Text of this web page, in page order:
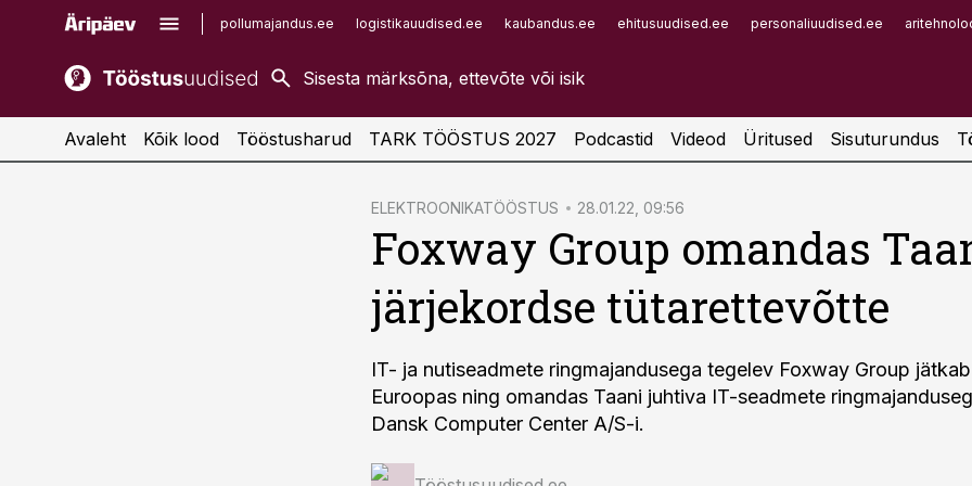
pollumajandus.ee logistikauudised.ee kaubandus.ee ehitusuudised.ee personaliuudised.ee
kaubandus.ee
kinnisvarauudised.ee
imelineajalugu.ee
Infopank
Avaleht Kõik lood Tööstusharud TARK TÖÖSTUS 2027 Podcastid Videod Üritused Sisuturundus
ELEKTROONIKATÖÖSTUS 28.01.22, 09:56
Foxway Group omandas
järjekordse tütarettevõtte
IT- ja nutiseadmete ringmajandusega tegelev Foxway Group
Euroopas ning omandas Taani juhtiva IT-seadmete
Dansk Computer Center A/S-i.